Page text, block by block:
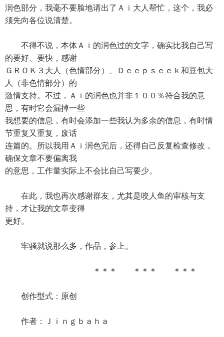
润色部分，我毫不要脸地请出了Ａｉ大人帮忙，这个，我必
须先向各位说清楚。
不得不说，本体Ａｉ的润色过的文字，确实比我自己写
的要好、要快，感谢
ＧＲＯＫ３大人（色情部分）、Ｄｅｅｐｓｅｅｋ和豆包大
人（非色情部分）的
激情支持。不过，Ａｉ的润色也并非１００％符合我的意
思，有时它会漏掉一些
我想要的信息，有时会添加一些我认为多余的信息，有时情
节重复又重复，废话
连篇的。所以我用Ａｉ润色完后，还得自己反复检查修改，
确保文章不要偏离我
的意思，工作量实际上不会比自己写要少。
在此，我也再次感谢群友，尤其是咬人鱼的审核与支
持，才让我的文章变得
更好。
牢骚就说那么多，作品，参上。
＊＊＊ ＊＊＊ ＊＊＊
创作型式：原创
作者：Ｊｉｎｇｂａｈａ